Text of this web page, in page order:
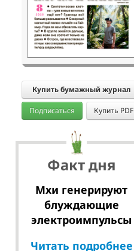
Купить бумажный журнал
Подписаться Купить PDF
Факт дня
Мхи генерируют
блуждающие
электроимпульсы
Читать подробнее